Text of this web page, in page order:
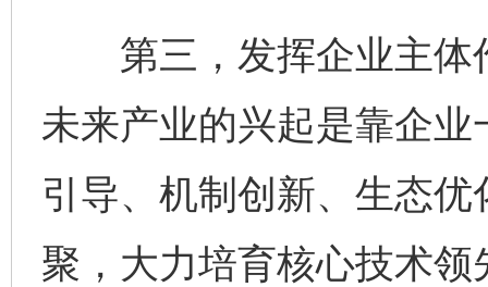
第三，发挥企业主体
未来产业的兴起是靠企
引导、机制创新、生态
聚，大力培育核心技术